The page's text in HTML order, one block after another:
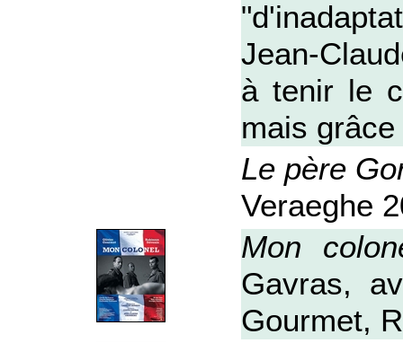
Jean-
à tenir le
mais
Le père
Veraeghe
Mon
Gavras,
Gourmet,